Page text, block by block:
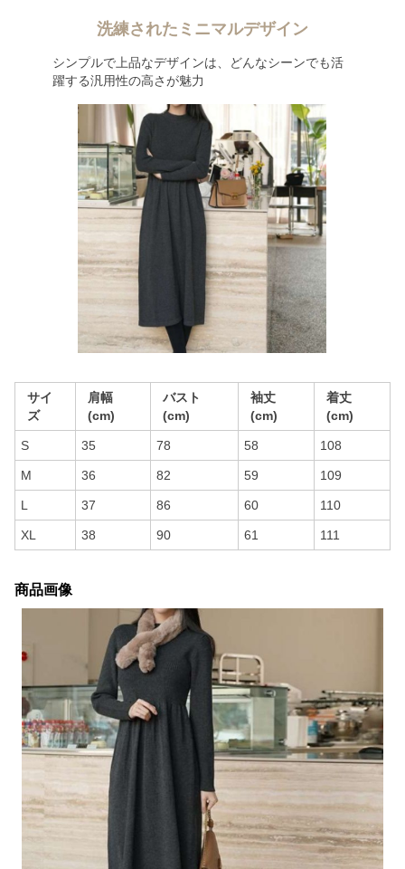
洗練されたミニマルデザイン
シンプルで上品なデザインは、どんなシーンでも活
躍する汎用性の高さが魅力
サイ
ズ
肩幅
(cm)
バスト
(cm)
袖丈
(cm)
着丈
(cm)
S 35 78 58 108
M 36 82 59 109
L 37 86 60 110
XL 38 90 61 111
商品画像